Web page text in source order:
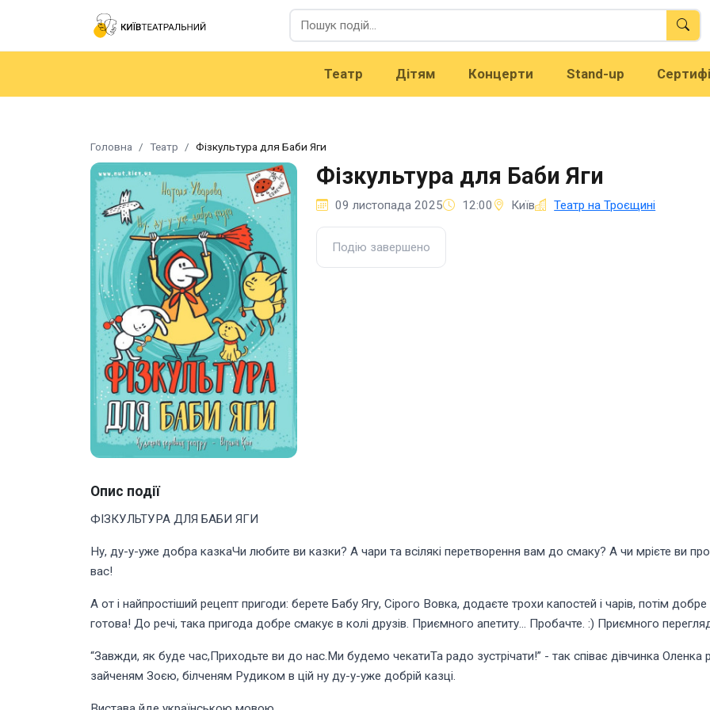
Театр Дітям Концерти Stand-up
Головна Театр Фізкультура для Баби Яги
Фізкультура для Баби Яги
09 листопада 2025 12:00 Київ Театр на Троєщині
Подію завершено
Опис події
ФІЗКУЛЬТУРА ДЛЯ БАБИ ЯГИ
Ну, ду-у-уже добра казкаЧи любите ви казки? А чари та всілякі перетворення вам до смаку? А чи мрієте ви
вас!
А от і найпростіший рецепт пригоди: берете Бабу Ягу, Сірого Вовка, додаєте трохи капостей і чарів, потім
готова! До речі, така пригода добре смакує в колі друзів. Приємного апетиту… Пробачте. :) Приємного
“Завжди, як буде час,Приходьте ви до нас.Ми будемо чекатиТа радо зустрічати!” - так співає дівчинка
зайченям Зоєю, білченям Рудиком в цій ну ду-у-уже добрій казці.